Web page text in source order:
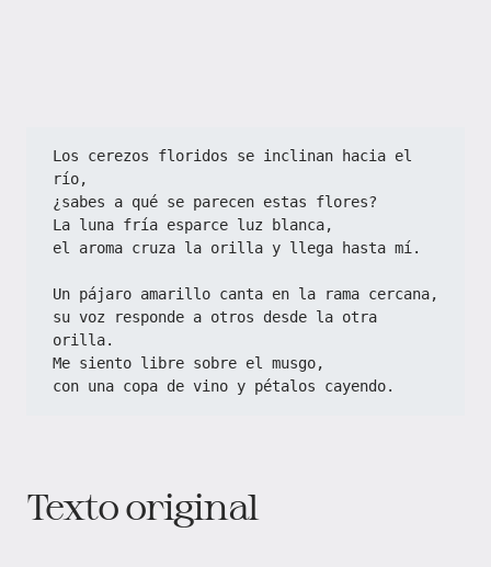
Los cerezos floridos se inclinan hacia el
río,
¿sabes a qué se parecen estas flores?
La luna fría esparce luz blanca,
el aroma cruza la orilla y llega hasta mí.
su voz responde a otros desde la otra
orilla.
Me siento libre sobre el musgo,
con una copa de vino y pétalos cayendo.
Texto original